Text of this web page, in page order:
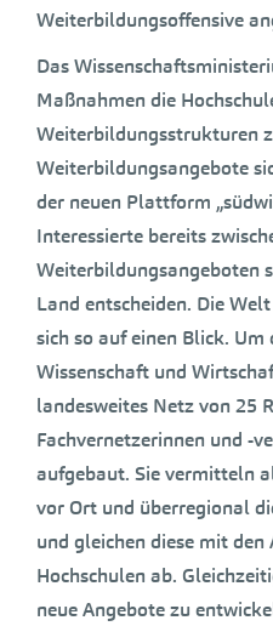
Weiterbildungsoffensive
Das
Maßnahmen die
Weiterbildungsstrukturen
Weiterbildungsangebote
der neuen Plattform
Interessierte bereits
Weiterbildungsangeboten
Land entscheiden. Die
sich so auf einen Blick.
Wissenschaft und
landesweites Netz von 25
Fachvernetzerinnen und -
aufgebaut. Sie vermitteln
vor Ort und überregional
und gleichen diese mit den
Hochschulen ab.
neue Angebote zu